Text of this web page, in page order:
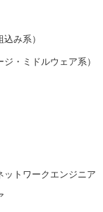
み系）
・ミドルウェア系）
ットワークエンジニア